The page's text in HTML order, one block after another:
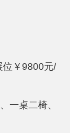
位￥9800元/
一桌二椅、